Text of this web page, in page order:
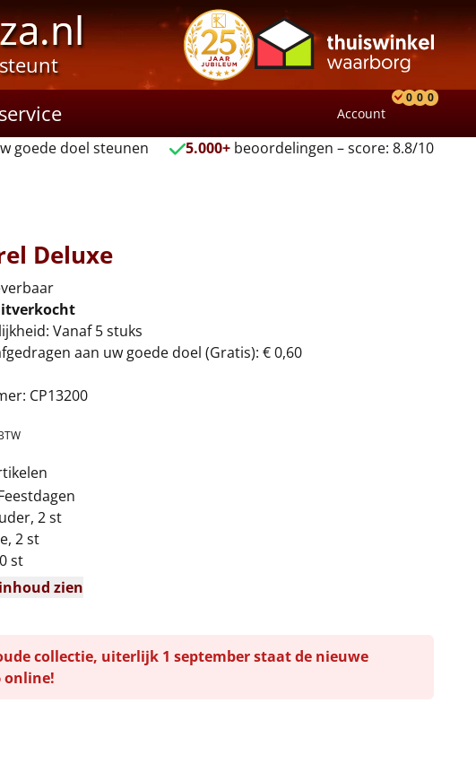
Account
0 0 0
goede doel steunen 5.000+ beoordelingen – score: 8.8/10
Deluxe
Vanaf 5 stuks
aan uw goede doel (Gratis): € 0,60
CP13200
2 st
2 st
st
zien
collectie, uiterlijk 1 september staat de nieuwe
online!